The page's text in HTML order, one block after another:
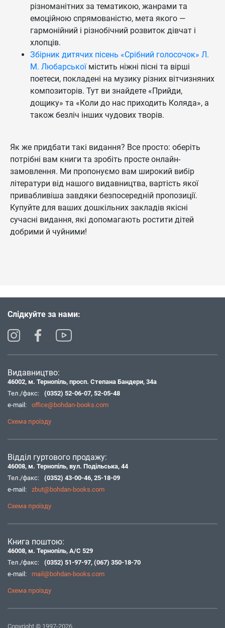
різноманітних за тематикою, жанрами та
емоційною спрямованістю, мета якого —
гармонійний і різнобічний розвиток дівчат і
хлопців.
Збірник дитячих пісень «Срібний голосочок» Л.
М. Любарськоїмістить ніжні пісні та вірші
поетеси, покладені на музику різних вітчизняних
композиторів. Тут ви знайдете «Прийди,
дощику» та «Коли до нас приходить Коляда», а
також безліч інших чудових творів.
Як же придбати такі видання? Все просто: оберіть
потрібні вам книги та зробіть просте онлайн-
замовлення. Ми пропонуємо вам широкий вибір
літератури від нашого видавництва, вартість якої
привабливіша завдяки безпосередній пропозиції.
Купуйте для ваших дошкільних закладів якісні
сучасні видання, які допомагають ростити дітей
добрими й чуйними!
Слідкуйте за нами:
Видавництво:
46002, м. Тернопіль, просп. Степана Бандери, 34а
Тел./факс:
(0352) 52-06-07, 52-05-48
e-mail:
office@bohdan-books.com
Схема проїзду
Відділ гуртового продажу:
46008, м. Тернопіль, вул. Подільська, 44
Тел./факс:
(0352) 43-00-46, 25-18-09
e-mail:
zbut@bohdan-books.com
Схема проїзду
Книга поштою:
46008, м. Тернопіль, А/С 529
Тел./факс:
(0352) 51-97-97, (067) 350-18-70
e-mail:
mail@bohdan-books.com
Схема проїзду
Copyright © 1997-2026